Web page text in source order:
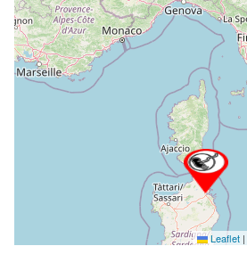
Leaflet |